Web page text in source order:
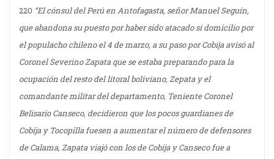
220 “El cónsul del Perú en Antofagasta, señor Manuel Seguín,
que abandona su puesto por haber sido atacado si domicilio por
el populacho chileno el 4 de marzo, a su paso por Cobija avisó al
Coronel Severino Zapata que se estaba preparando para la
ocupación del resto del litoral boliviano, Zepata y el
comandante militar del departamento, Teniente Coronel
Belisario Canseco, decidieron que los pocos guardianes de
Cobija y Tocopilla fuesen a aumentar el número de defensores
de Calama, Zapata viajó con los de Cobija y Canseco fue a